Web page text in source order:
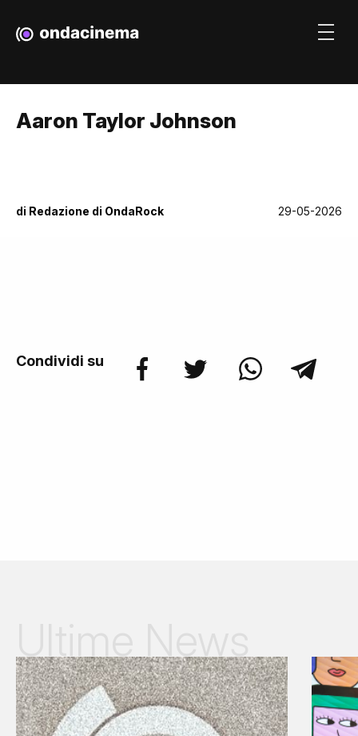
Aaron Taylor Johnson
di Redazione di OndaRock 29-05-2026
Condividi su